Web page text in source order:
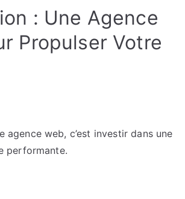
: Une Agence
Propulser Votre
agence web, c’est investir dans une
performante.